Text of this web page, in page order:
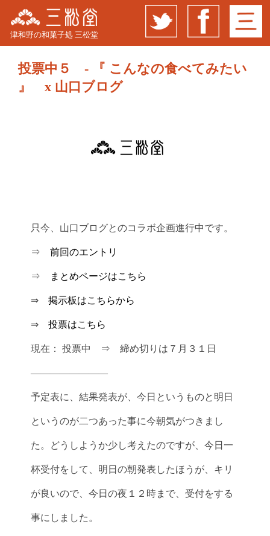
津和野の和菓子処 三松堂
投票中５ - 『 こんなの食べてみたい
』 x 山口ブログ
只今、山口ブログとのコラボ企画進行中です。
⇒ 前回のエントリ
⇒ まとめページはこちら
⇒ 掲示板はこちらから
⇒ 投票はこちら
現在： 投票中 ⇒ 締め切りは７月３１日
————————
予定表に、結果発表が、今日というものと明日
というのが二つあった事に今朝気がつきまし
た。どうしようか少し考えたのですが、今日一
杯受付をして、明日の朝発表したほうが、キリ
が良いので、今日の夜１２時まで、受付をする
事にしました。